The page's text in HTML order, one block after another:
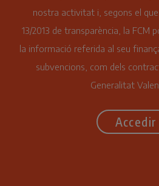
nostra activitat i, segons el que
13/2013 de transparència, la FCM
la informació referida al seu
subvencions, com dels
Generalitat
Accedir